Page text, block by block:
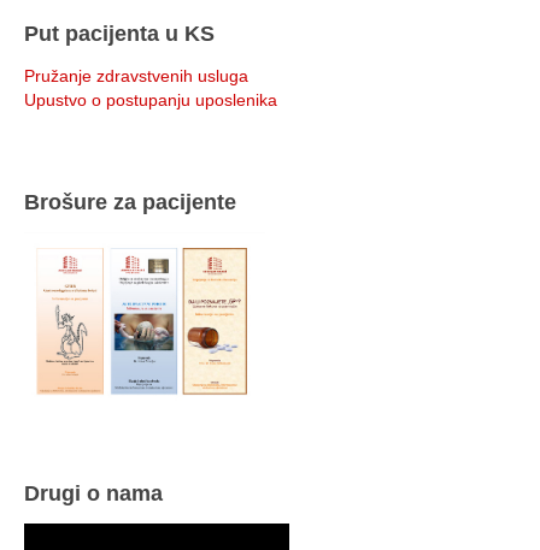
Put pacijenta u KS
Pružanje zdravstvenih usluga
Upustvo o postupanju uposlenika
Brošure za pacijente
Drugi o nama